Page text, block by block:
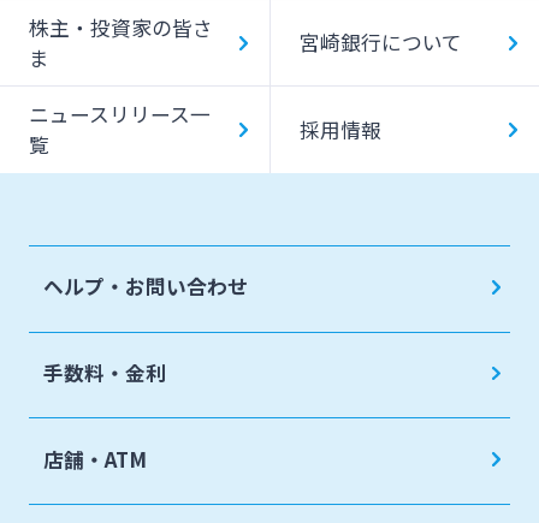
株主・投資家の皆さ
ま
宮崎銀行について
ニュースリリース一
覧
採用情報
ヘルプ・お問い合わせ
手数料・金利
店舗・ATM